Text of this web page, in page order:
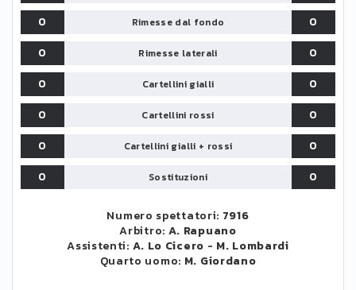
0
Rimesse dal fondo
0
0
Rimesse laterali
0
0
Cartellini gialli
0
0
Cartellini rossi
0
0
Cartellini gialli + rossi
0
0
Sostituzioni 0
Numero spettatori: 7916
Arbitro: A. Rapuano
Assistenti: A. Lo Cicero - M. Lombardi
Quarto uomo: M. Giordano